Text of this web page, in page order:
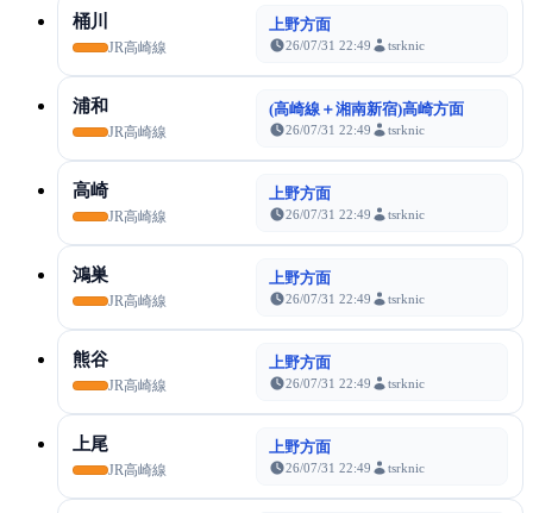
桶川
JR高崎線
上野方面
26/07/31 22:49 tsrknic
浦和
JR高崎線
(高崎線＋湘南新宿)高崎方面
26/07/31 22:49 tsrknic
高崎
JR高崎線
上野方面
26/07/31 22:49 tsrknic
鴻巣
JR高崎線
上野方面
26/07/31 22:49 tsrknic
熊谷
JR高崎線
上野方面
26/07/31 22:49 tsrknic
上尾
JR高崎線
上野方面
26/07/31 22:49 tsrknic